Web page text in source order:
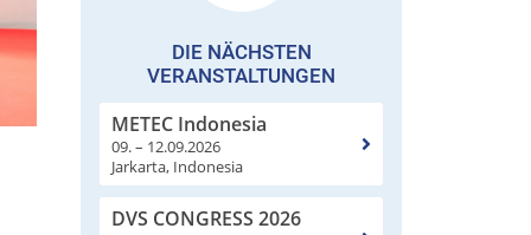
DIE NÄCHSTEN
VERANSTALTUNGEN
METEC Indonesia
09. – 12.09.2026
Jarkarta, Indonesia
DVS CONGRESS 2026